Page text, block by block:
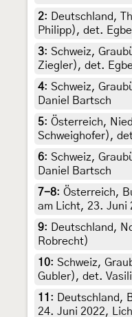
2:
Deutschland,
Philipp), det.
3: Schweiz,
Ziegler), det.
4: Schweiz,
Daniel Bartsch
5: Österreich,
Schweighofer),
6: Schweiz,
Daniel Bartsch
7-8: Österreich,
am Licht, 23. Juni
9:
Deutschland,
Robrecht)
10: Schweiz,
Gubler), det.
11 :
Deutschland,
24. Juni 2022,